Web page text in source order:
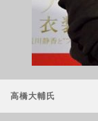
高橋大輔氏